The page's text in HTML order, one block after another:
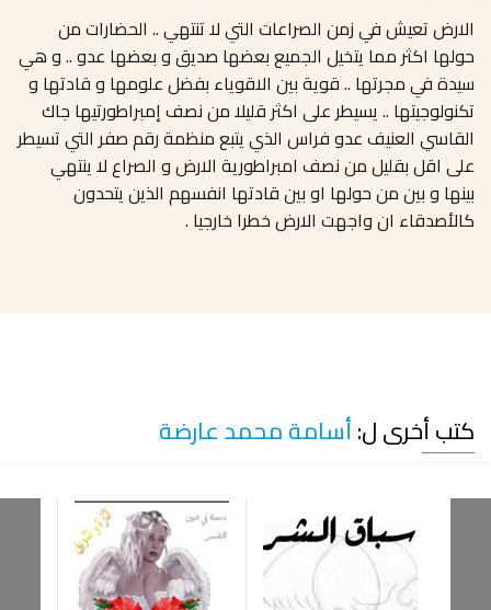
الارض تعيش في زمن الصراعات التي لا تنتهي .. الحضارات من
حولها اكثر مما يتخيل الجميع بعضها صديق و بعضها عدو .. و هي
سيدة في مجرتها .. قوية بين الاقوياء بفضل علومها و قادتها و
تكنولوجيتها .. يسيطر على اكثر قليلا من نصف إمبراطورتيها جاك
القاسي العنيف عدو فراس الذي يتبع منظمة رقم صفر التي تسيطر
على اقل بقليل من نصف امبراطورية الارض و الصراع لا ينتهي
بينها و بين من حولها او بين قادتها انفسهم الذين يتحدون
كالأصدقاء ان واجهت الارض خطرا خارجيا .
كتب أخرى ل:أسامة محمد عارضة